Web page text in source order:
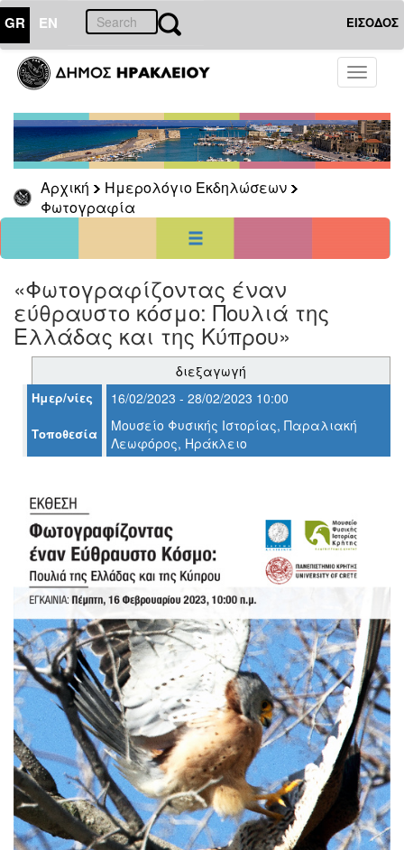
GR EN ΕΙΣΟΔΟΣ
Toggle
Αρχική
Ημερολόγιο Εκδηλώσεων
Φωτογραφία
23Φεβρουάριος
2023
Κυρ Δευ Τρι Τετ Πεμ Παρ Σαβ
1 2 3
4
12
13 14 15 16 17
18
19
20 21 22 23 24
25
ΗΜΕΡΟΛΟΓΙΟ
ΕΚΔΗΛΩΣΕΩΝ
Φωτογραφία
ΤΟΠΟΣ
ΔΗΜΟΣ
ΠΟΛΙΤΙΣΜΟΣ
ΑΝΘΕΚΤΙΚΗ
ΠΟΛΗ
«Φωτογραφίζοντας έναν
εύθραυστο κόσμο: Πουλιά της
Ελλάδας και της Κύπρου»
διεξαγωγή
Ημερ/νίες 16/02/2023 - 28/02/2023 10:00
Τοποθεσία
Μουσείο Φυσικής Ιστορίας, Παραλιακή
Λεωφόρος, Ηράκλειο